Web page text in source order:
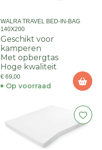
WALRA TRAVEL BED-IN-BAG
140X200
Geschikt voor
kamperen
Met opbergtas
Hoge kwaliteit
€ 69,00
Op voorraad